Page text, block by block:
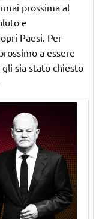
prossima al
e
Paesi. Per
a essere
gli sia stato chiesto